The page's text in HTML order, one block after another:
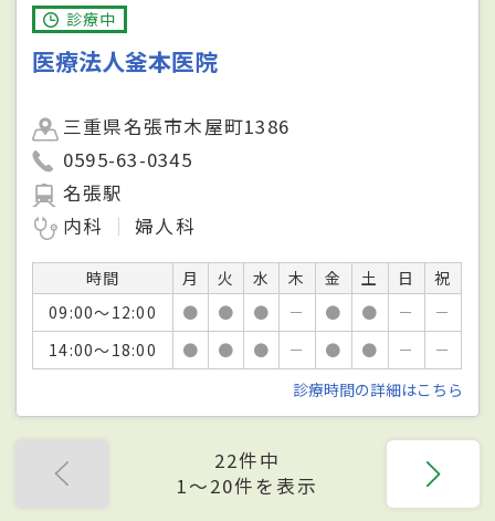
診療中
医療法人釜本医院
三重県名張市木屋町1386
0595-63-0345
名張駅
内科
婦人科
時間 月 火 水 木 金 土 日
祝
09:00～12:00
● ● ● － ● ● －
－
14:00～18:00
● ● ● － ● ● －
－
診療時間の詳細はこちら
22件中
1〜20件を表示